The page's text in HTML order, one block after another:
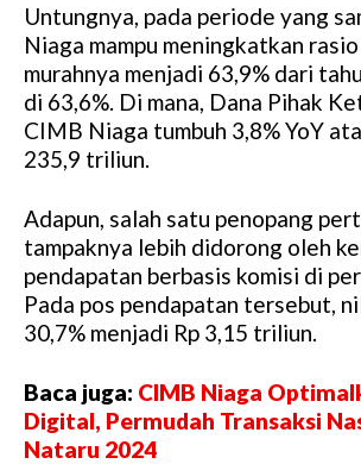
Untungnya, pada periode yang
Niaga mampu meningkatkan
murahnya menjadi 63,9% dari
di 63,6%. Di mana, Dana Pihak
CIMB Niaga tumbuh 3,8% YoY
235,9 triliun.
Adapun, salah satu penopang
tampaknya lebih didorong oleh
pendapatan berbasis komisi di
Pada pos pendapatan tersebut,
30,7% menjadi Rp 3,15 triliun.
Baca juga: CIMB Niaga
Digital, Permudah Transaksi
Nataru 2024